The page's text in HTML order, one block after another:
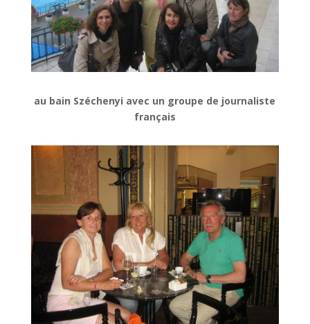
au bain Széchenyi avec un groupe de journaliste
français